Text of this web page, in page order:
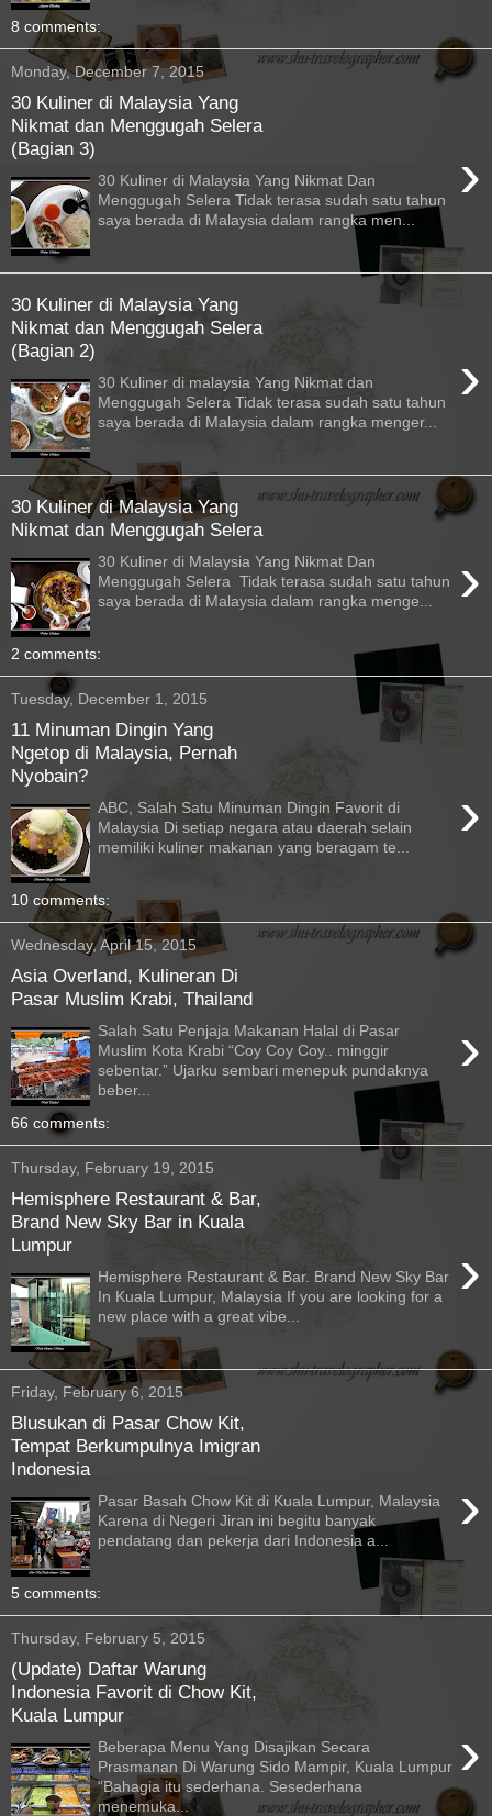
8 comments:
Monday, December 7, 2015
30 Kuliner di Malaysia Yang
Nikmat dan Menggugah Selera
(Bagian 3)
›
30 Kuliner di Malaysia Yang Nikmat Dan
Menggugah Selera Tidak terasa sudah satu tahun
saya berada di Malaysia dalam rangka men...
30 Kuliner di Malaysia Yang
Nikmat dan Menggugah Selera
(Bagian 2)
›
30 Kuliner di malaysia Yang Nikmat dan
Menggugah Selera Tidak terasa sudah satu tahun
saya berada di Malaysia dalam rangka menger...
30 Kuliner di Malaysia Yang
Nikmat dan Menggugah Selera
›
30 Kuliner di Malaysia Yang Nikmat Dan
Menggugah Selera Tidak terasa sudah satu tahun
saya berada di Malaysia dalam rangka menge...
2 comments:
Tuesday, December 1, 2015
11 Minuman Dingin Yang
Ngetop di Malaysia, Pernah
Nyobain?
›
ABC, Salah Satu Minuman Dingin Favorit di
Malaysia Di setiap negara atau daerah selain
memiliki kuliner makanan yang beragam te...
10 comments:
Wednesday, April 15, 2015
Asia Overland, Kulineran Di
Pasar Muslim Krabi, Thailand
›
Salah Satu Penjaja Makanan Halal di Pasar
Muslim Kota Krabi “Coy Coy Coy.. minggir
sebentar.” Ujarku sembari menepuk pundaknya
beber...
66 comments:
Thursday, February 19, 2015
Hemisphere Restaurant & Bar,
Brand New Sky Bar in Kuala
Lumpur
›
Hemisphere Restaurant & Bar. Brand New Sky Bar
In Kuala Lumpur, Malaysia If you are looking for a
new place with a great vibe...
Friday, February 6, 2015
Blusukan di Pasar Chow Kit,
Tempat Berkumpulnya Imigran
Indonesia
›
Pasar Basah Chow Kit di Kuala Lumpur, Malaysia
Karena di Negeri Jiran ini begitu banyak
pendatang dan pekerja dari Indonesia a...
5 comments:
Thursday, February 5, 2015
(Update) Daftar Warung
Indonesia Favorit di Chow Kit,
Kuala Lumpur
›
Beberapa Menu Yang Disajikan Secara
Prasmanan Di Warung Sido Mampir, Kuala Lumpur
"Bahagia itu sederhana. Sesederhana
menemuka...